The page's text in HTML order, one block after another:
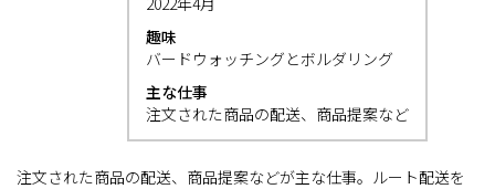
趣味
バードウォッチングとボルダリング
主な仕事
注文された商品の配送、商品提案など
注文された商品の配送、商品提案などが主な仕事。ルート配送を